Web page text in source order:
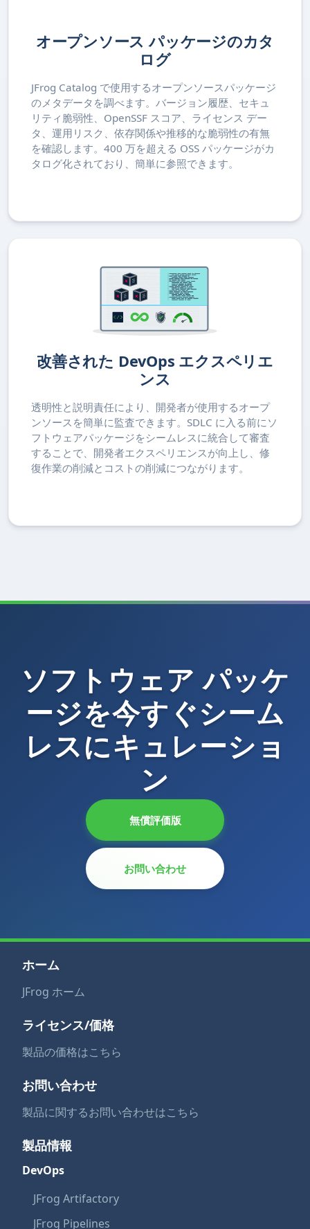
オープンソース パッケージのカタ
ログ
JFrog Catalog で使用するオープンソースパッケージ
のメタデータを調べます。バージョン履歴、セキュ
リティ脆弱性、OpenSSF スコア、ライセンス デー
タ、運用リスク、依存関係や推移的な脆弱性の有無
を確認します。400 万を超える OSS パッケージがカ
タログ化されており、簡単に参照できます。
改善された DevOps エクスペリエ
ンス
透明性と説明責任により、開発者が使用するオープ
ンソースを簡単に監査できます。SDLC に入る前にソ
フトウェアパッケージをシームレスに統合して審査
することで、開発者エクスペリエンスが向上し、修
復作業の削減とコストの削減につながります。
ソフトウェア パッケ
ージを今すぐシーム
レスにキュレーショ
ン
無償評価版
お問い合わせ
ホーム
JFrog ホーム
ライセンス/価格
製品の価格はこちら
お問い合わせ
製品に関するお問い合わせはこちら
製品情報
DevOps
JFrog Artifactory
JFrog Pipelines